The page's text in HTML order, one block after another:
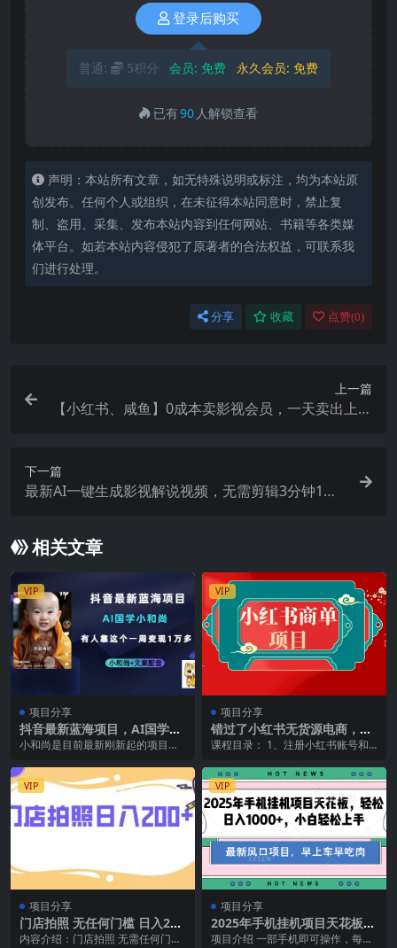
登录后购买
普通: 5积分 会员: 免费 永久会员: 免费
已有90 人解锁查看
声明：本站所有文章，如无特殊说明或标注，均为本站原
创发布。任何个人或组织，在未征得本站同意时，禁止复
制、盗用、采集、发布本站内容到任何网站、书籍等各类媒
体平台。如若本站内容侵犯了原著者的合法权益，可联系我
们进行处理。
分享 收藏 点赞(0)
上一篇
【小红书、咸鱼】0成本卖影视会员，一天卖出上百
下一篇
最新AI一键生成影视解说视频，无需剪辑3分钟1
相关文章
VIP
项目分享
抖音最新蓝海项目，AI国学小
和尚，有人靠这个一周变现1
小和尚是目前最新刚新起的项目，
常的简单，一个小和尚...
VIP
项目分享
错过了小红书无货源电商，不
要再错过小红书商单！
课程目录： 1、注册小红书账号和
操教学.mp...
VIP
项目分享
门店拍照 无任何门槛 日入200
+
内容介绍：门店拍照 无需任何门槛
VIP
项目分享
2025年手机挂机项目天花板，
轻松日入1000+，副业兼职不
项目介绍 一部手机即可操作，每天